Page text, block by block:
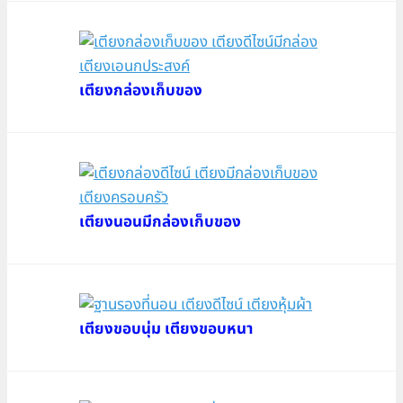
เตียงกล่องเก็บของ
เตียงนอนมีกล่องเก็บของ
เตียงขอบนุ่ม เตียงขอบหนา